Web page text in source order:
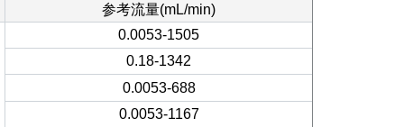
参考流量(mL/min)
0.0053-1505
0.18-1342
0.0053-688
0.0053-1167